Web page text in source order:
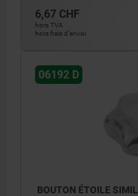
6,67 CHF
hors TVA
hors frais d’envoi
06192 D
BOUTON ÉTOILE